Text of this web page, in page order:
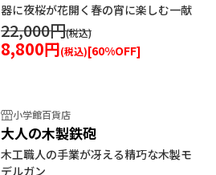
器に夜桜が花開く春の宵に楽しむ一献
22,000円
8,800円 [60%OFF]
小学館百貨店
大人の木製鉄砲
木工職人の手業が冴える精巧な木製モ
デルガン